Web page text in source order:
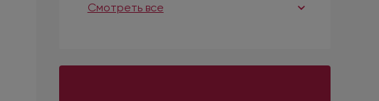
Смотреть все